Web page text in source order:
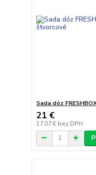
Sada dóz
21 €
17,07 € bez DPH